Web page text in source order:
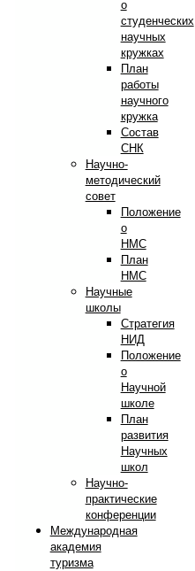
о
студенческих
научных
кружках
План
работы
научного
кружка
Состав
СНК
Научно-
методический
совет
Положение
о
НМС
План
НМС
Научные
школы
Стратегия
НИД
Положение
о
Научной
школе
План
развития
Научных
школ
Научно-
практические
конференции
Международная
академия
туризма